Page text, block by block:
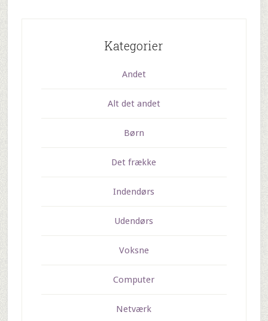
Kategorier
Andet
Alt det andet
Børn
Det frække
Indendørs
Udendørs
Voksne
Computer
Netværk